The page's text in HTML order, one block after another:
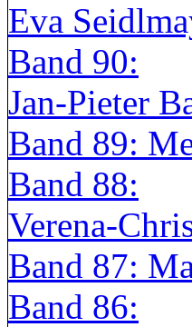
Eva
Band 90:
Jan-Pieter
Band 89:
Band 88:
Verena-
Band 87:
Band 86: